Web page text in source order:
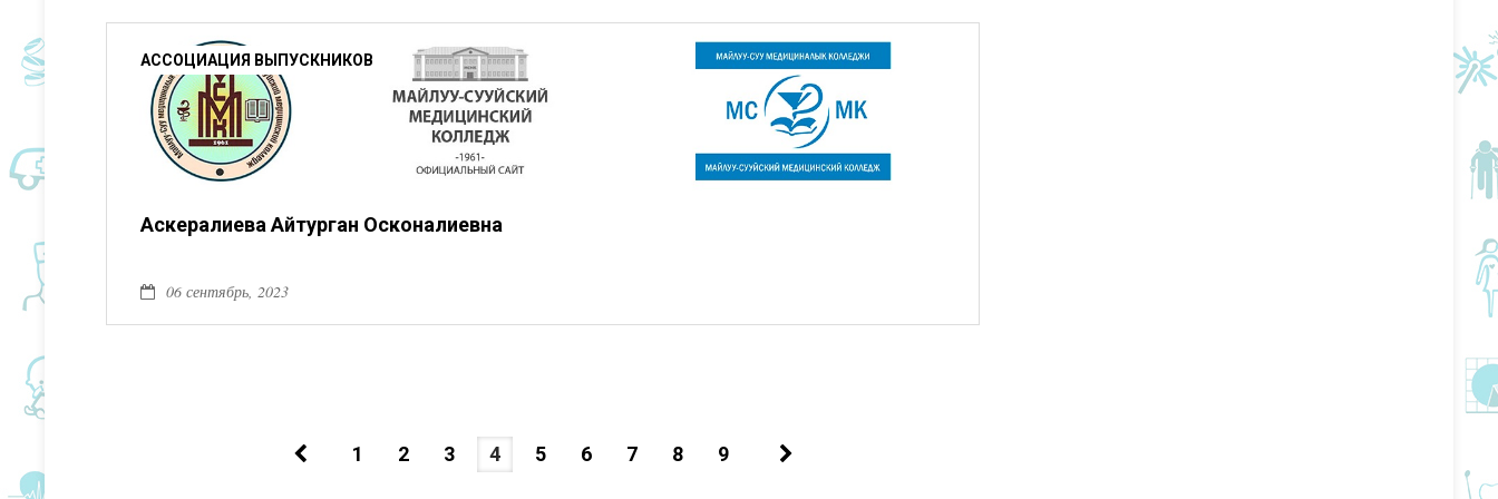
АССОЦИАЦИЯ ВЫПУСКНИКОВ
Аскералиева Айтурган Осконалиевна
06 сентябрь, 2023
1 2 3 4 5 6 7 8 9